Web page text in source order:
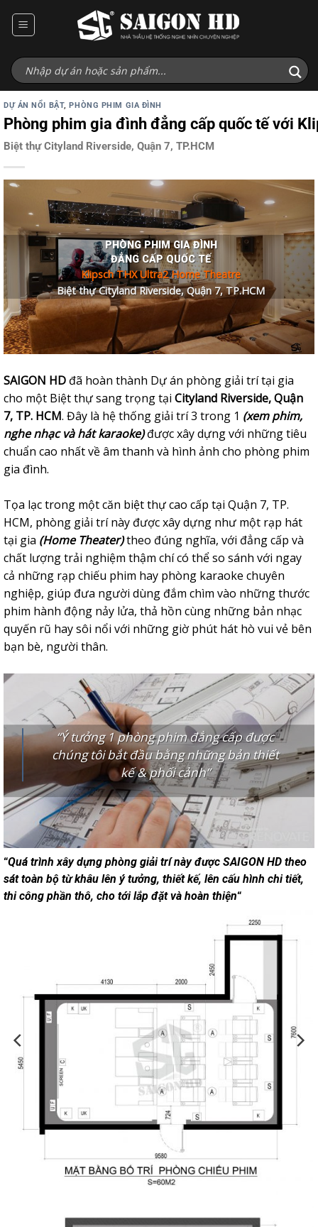
qua
dung
DỰ ÁN NỔI BẬT,PHÒNG PHIM GIA ĐÌNH
Phòng phim gia đình đẳng cấp quốc tế với
Biệt thự Cityland Riverside, Quận 7, TP.HCM
PHÒNG PHIM GIA ĐÌNH
ĐẲNG CẤP QUỐC TẾ
Klipsch THX Ultra2 Home Theatre
Biệt thự Cityland Riverside, Quận 7, TP.HCM
SAIGON HD đã hoàn thành Dự án phòng giải trí tại gia
cho một Biệt thự sang trọng tại Cityland Riverside, Quận
7, TP. HCM. Đây là hệ thống giải trí 3 trong 1 (xem phim,
nghe nhạc và hát karaoke)được xây dựng với những tiêu
chuẩn cao nhất về âm thanh và hình ảnh cho phòng phim
gia đình.
Tọa lạc trong một căn biệt thự cao cấp tại Quận 7, TP.
HCM, phòng giải trí này được xây dựng như một rạp hát
tại gia (Home Theater)theo đúng nghĩa, với đẳng cấp và
chất lượng trải nghiệm thậm chí có thể so sánh với ngay
cả những rạp chiếu phim hay phòng karaoke chuyên
nghiệp, giúp đưa người dùng đắm chìm vào những thước
phim hành động nảy lửa, thả hồn cùng những bản nhạc
quyến rũ hay sôi nổi với những giờ phút hát hò vui vẻ bên
bạn bè, người thân.
“Ý tưởng 1 phòng phim đẳng cấp được
chúng tôi bắt đầu bằng những bản thiết
kế & phốicảnh”
“Quá trình xây dựng phòng giải trí này được SAIGON HD theo
sát toàn bộ từ khâu lên ý tưởng, thiết kế, lên cấu hình chi tiết,
thi công phần thô, cho tới lắp đặt và hoàn thiện“